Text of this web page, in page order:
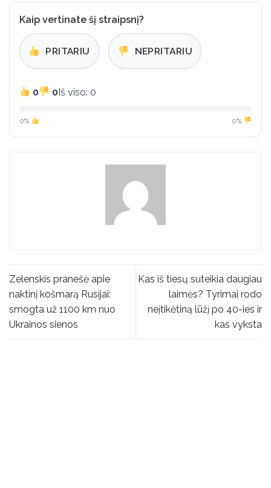
Kaip vertinate šį straipsnį?
PRITARIU NEPRITARIU
0 0Iš viso: 0
0% 0%
Zelenskis pranešė apie
naktinį košmarą Rusijai:
smogta už 1100 km nuo
Ukrainos sienos
Kas iš tiesų suteikia daugiau
laimės? Tyrimai rodo
neįtikėtiną lūžį po 40-ies ir
kas vyksta